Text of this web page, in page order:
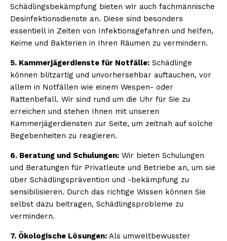
Schädlingsbekämpfung bieten wir auch fachmännische
Desinfektionsdienste an. Diese sind besonders
essentiell in Zeiten von Infektionsgefahren und helfen,
Keime und Bakterien in Ihren Räumen zu vermindern.
5. Kammerjägerdienste für Notfälle: Schädlinge
können blitzartig und unvorhersehbar auftauchen, vor
allem in Notfällen wie einem Wespen- oder
Rattenbefall. Wir sind rund um die Uhr für Sie zu
erreichen und stehen Ihnen mit unseren
Kammerjägerdiensten zur Seite, um zeitnah auf solche
Begebenheiten zu reagieren.
6. Beratung und Schulungen: Wir bieten Schulungen
und Beratungen für Privatleute und Betriebe an, um sie
über Schädlingsprävention und -bekämpfung zu
sensibilisieren. Durch das richtige Wissen können Sie
selbst dazu beitragen, Schädlingsprobleme zu
vermindern.
7. Ökologische Lösungen: Als umweltbewusster